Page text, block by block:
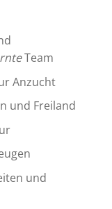
Team
Anzucht
und Freiland
und